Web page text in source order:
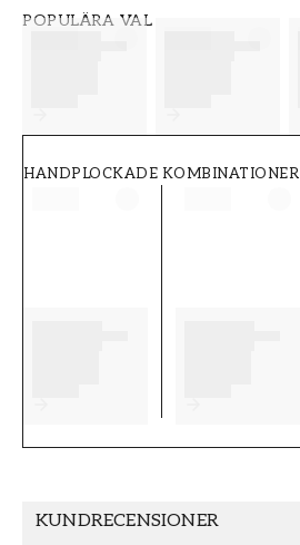
POPULÄRA VAL
HANDPLOCKADE KOMBINATIONER
KUNDRECENSIONER